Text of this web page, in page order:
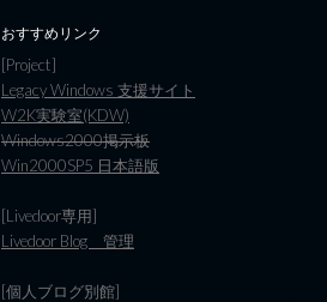
おすすめリンク
[Project]
Legacy Windows 支援サイト
W2K実験室(KDW)
Windows2000掲示板
Win2000SP5 日本語版
[Livedoor専用]
Livedoor Blog 管理
[個人ブログ別館]